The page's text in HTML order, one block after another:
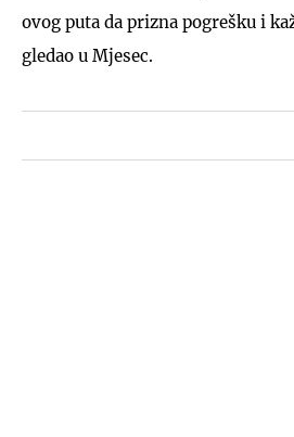
ovog puta da prizna pogrešku i
gledao u Mjesec.